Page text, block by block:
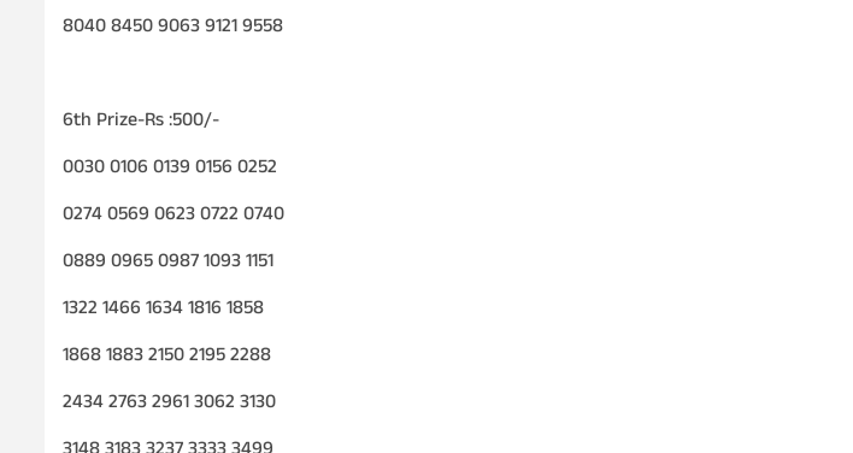
8040 8450 9063 9121 9558
6th Prize-Rs :500/-
0030 0106 0139 0156 0252
0274 0569 0623 0722 0740
0889 0965 0987 1093 1151
1322 1466 1634 1816 1858
1868 1883 2150 2195 2288
2434 2763 2961 3062 3130